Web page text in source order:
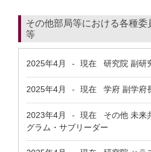
その他部局等における各種委
等
2025年4月 - 現在 研究院 副研
2025年4月 - 現在 学府 副学府
2023年4月 - 現在 その他 未来
グラム・サブリーダー